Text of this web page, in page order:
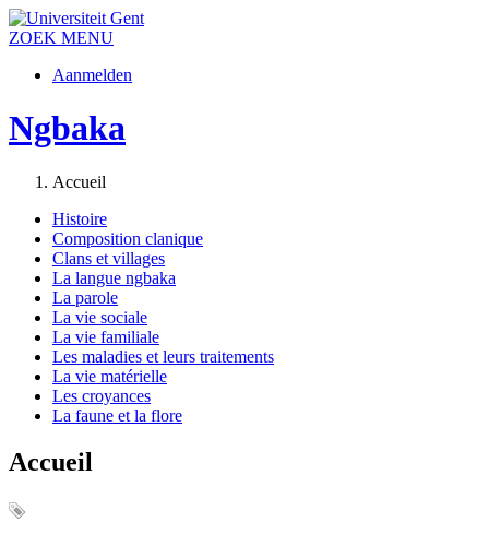
ZOEK MENU
Aanmelden
Ngbaka
Accueil
Histoire
Composition clanique
Clans et villages
La langue ngbaka
La parole
La vie sociale
La vie familiale
Les maladies et leurs traitements
La vie matérielle
Les croyances
La faune et la flore
Accueil